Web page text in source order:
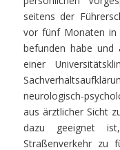
seitens der
vor fünf Monaten in
befunden habe und
einer
neurologisch-
aus ärztlicher Sicht
dazu geeignet
Straßenverkehr zu